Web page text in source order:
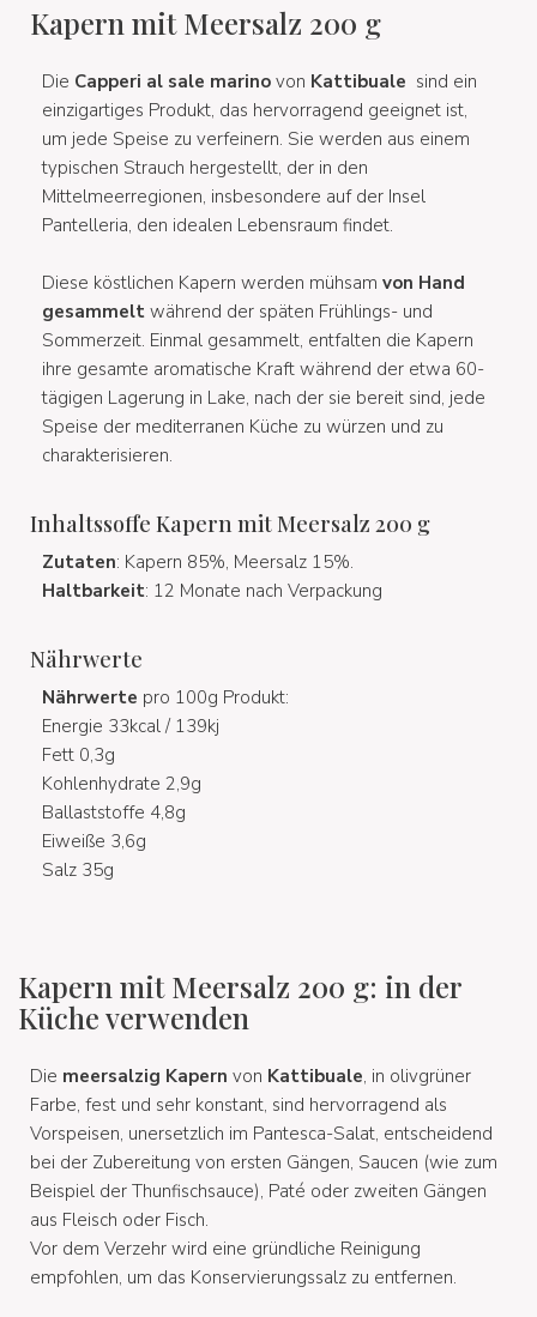
Kapern mit Meersalz 200 g
Die Capperi al sale marino von Kattibuale sind ein
einzigartiges Produkt, das hervorragend geeignet ist,
um jede Speise zu verfeinern. Sie werden aus einem
typischen Strauch hergestellt, der in den
Mittelmeerregionen, insbesondere auf der Insel
Pantelleria, den idealen Lebensraum findet.
Diese köstlichen Kapern werden mühsam von Hand
gesammelt während der späten Frühlings- und
Sommerzeit. Einmal gesammelt, entfalten die Kapern
ihre gesamte aromatische Kraft während der etwa 60-
tägigen Lagerung in Lake, nach der sie bereit sind, jede
Speise der mediterranen Küche zu würzen und zu
charakterisieren.
Inhaltssoffe Kapern mit Meersalz 200 g
Zutaten: Kapern 85%, Meersalz 15%.
Haltbarkeit: 12 Monate nach Verpackung
Nährwerte
Nährwerte pro 100g Produkt:
Energie 33kcal / 139kj
Fett 0,3g
Kohlenhydrate 2,9g
Ballaststoffe 4,8g
Eiweiße 3,6g
Salz 35g
Kapern mit Meersalz 200 g: in der
Küche verwenden
Die meersalzig Kapern von Kattibuale, in olivgrüner
Farbe, fest und sehr konstant, sind hervorragend als
Vorspeisen, unersetzlich im Pantesca-Salat, entscheidend
bei der Zubereitung von ersten Gängen, Saucen (wie zum
Beispiel der Thunfischsauce), Paté oder zweiten Gängen
aus Fleisch oder Fisch.
Vor dem Verzehr wird eine gründliche Reinigung
empfohlen, um das Konservierungssalz zu entfernen.